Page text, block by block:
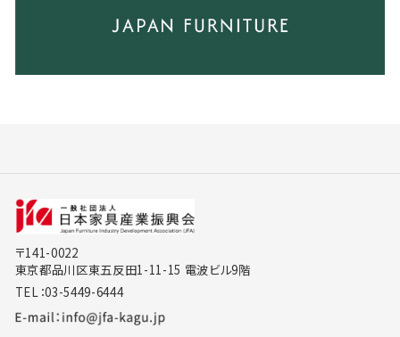
〒141-0022
東京都品川区東五反田1-11-15 電波ビル9階
TEL：03-5449-6444